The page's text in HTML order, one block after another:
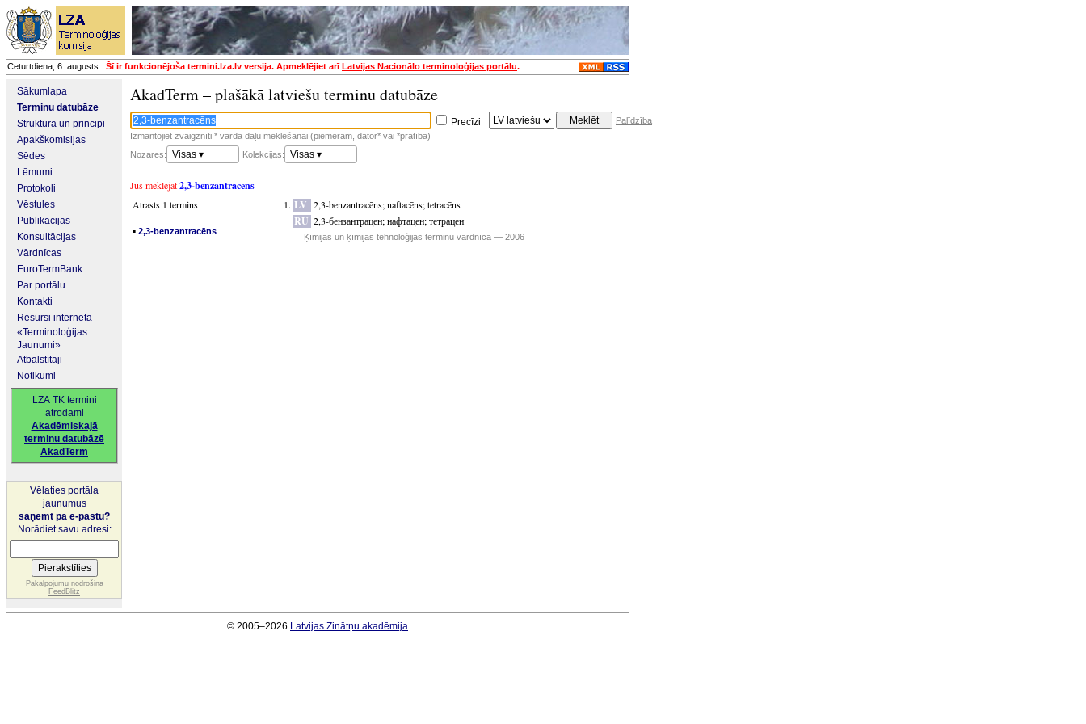
Ceturtdiena, 6. augusts Šī ir funkcionējoša termini.lza.lv versija. Apmeklējiet arīLatvijas Nacionālo terminoloģijas portālu.
Sākumlapa
Terminu datubāze
Struktūra un principi
Apakškomisijas
Sēdes
Lēmumi
Protokoli
Vēstules
Publikācijas
Konsultācijas
Vārdnīcas
EuroTermBank
Par portālu
Kontakti
Resursi internetā
«Terminoloģijas
Jaunumi»
Atbalstītāji
Notikumi
LZA TK termini
atrodami
Akadēmiskajā
terminu datubāzē
AkadTerm
Vēlaties portāla
jaunumus
saņemt pa e-pastu?
Norādiet savu adresi:
Pakalpojumu nodrošina
FeedBlitz
AkadTerm – plašākā latviešu terminu datubāze
Precīzi
Palīdzība
Izmantojiet zvaigznīti * vārda daļu meklēšanai (piemēram, dator* vai *pratība)
Nozares:
Visas ▾ Kolekcijas: Visas ▾
Jūs meklējāt2,3-benzantracēns
Atrasts 1 termins
▪ 2,3-benzantracēns
LV 2,3-benzantracēns;naftacēns;tetracēns
RU 2,3-бензантрацен;нафтацен;тетрацен
Ķīmijas un ķīmijas tehnoloģijas terminu vārdnīca — 2006
© 2005–2026 Latvijas Zinātņu akadēmija